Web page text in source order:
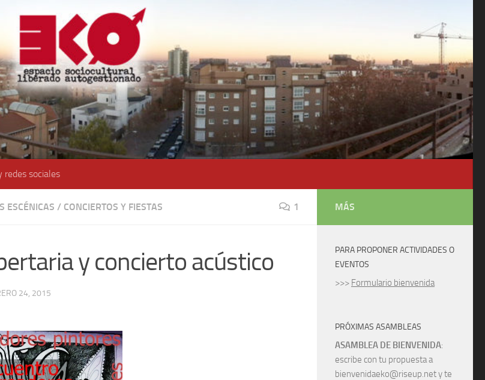
redes sociales
ESCÉNICAS / CONCIERTOS Y FIESTAS 1
y concierto acústico
24, 2015
MÁS
PARA PROPONER ACTIVIDADES O
EVENTOS
>>> Formulario bienvenida
PRÓXIMAS ASAMBLEAS
ASAMBLEA DE BIENVENIDA:
escribe con tu propuesta a
bienvenidaeko@riseup.net y te